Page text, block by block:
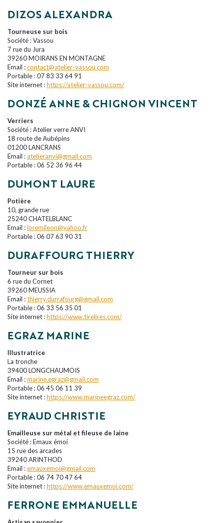
DIZOS ALEXANDRA
Tourneuse sur bois
Société : Vassou
7 rue du Jura
39260 MOIRANS EN MONTAGNE
Email :contact@atelier-vassou.com
Portable : 07 83 33 64 91
Site internet :https://atelier-vassou.com/
DONZÉ ANNE & CHIGNON VINCENT
Verriers
Société : Atelier verre ANVI
18 route de Aubépins
01200 LANCRANS
Email :atelieranvi@gmail.com
Portable : 06 52 36 96 44
DUMONT LAURE
Potière
10, grande rue
25240 CHATELBLANC
Email :loremileon@yahoo.fr
Portable : 06 07 63 90 31
DURAFFOURG THIERRY
Tourneur sur bois
6 rue du Cornet
39260 MEUSSIA
Email :thierry.durrafourg@gmail.com
Portable : 06 33 56 35 01
Site internet :https://www.tirelires.com/
EGRAZ MARINE
Illustratrice
La tronche
39400 LONGCHAUMOIS
Email :marine.egraz@gmail.com
Portable : 06 45 06 11 39
Site internet :https://www.marineegraz.com/
EYRAUD CHRISTIE
Emailleuse sur métal et fileuse de laine
Société : Emaux émoi
15 rue des arcades
39240 ARINTHOD
Email :emauxemoi@gmail.com
Portable : 06 74 70 47 64
Site internet :https://www.emauxemoi.com/
FERRONE EMMANUELLE